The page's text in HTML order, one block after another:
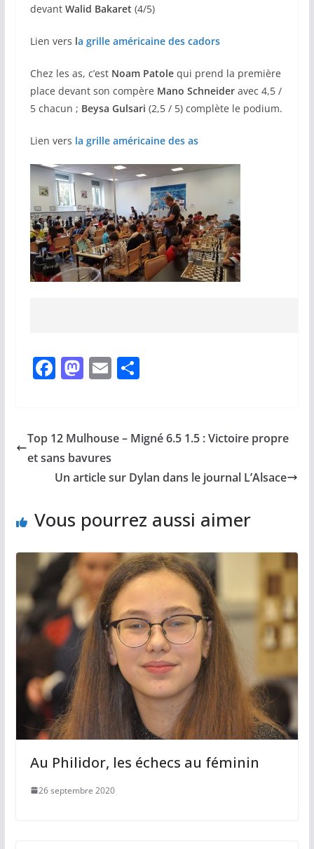
devantWalid Bakaret (4/5)
Lien vers la grille américaine des cadors
Chez les as, c’est Noam Patolequi prend la première
place devant son compère Mano Schneideravec 4,5 /
5 chacun ; Beysa Gulsari (2,5 / 5) complète le podium.
Lien vers la grille américaine des as
F
e
b
o
k
M
o
d
o
E
l
P
g
Top 12 Mulhouse – Migné 6.5 1.5 : Victoire propre
et sans bavures
Un article sur Dylan dans le journal L’Alsace
Vous pourrez aussi aimer
Au Philidor, les échecs au féminin
26 septembre 2020